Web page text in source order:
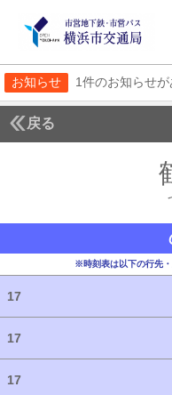
お知らせ 1件のお知らせ
戻る
※時刻表は以下の行先
17
17
17